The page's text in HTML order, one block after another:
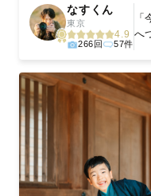
なすくん
東京
4.9
266回 57件
へ